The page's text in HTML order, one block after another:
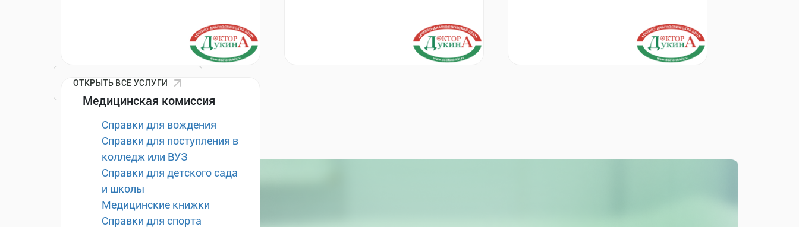
Медицинская комиссия
Справки для вождения
Справки для поступления в
колледж или ВУЗ
Справки для детского сада
и школы
Медицинские книжки
Справки для спорта
ОТКРЫТЬ ВСЕ УСЛУГИ